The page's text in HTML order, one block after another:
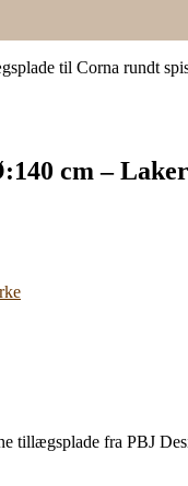
til Corna rundt
cm –
tillægsplade fra PBJ